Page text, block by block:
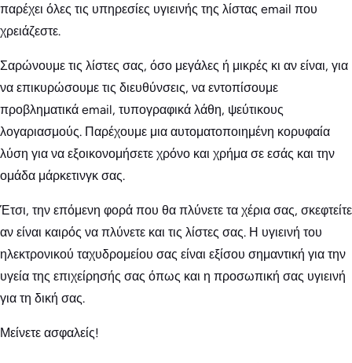
παρέχει όλες τις υπηρεσίες υγιεινής της λίστας email που
χρειάζεστε.
Σαρώνουμε τις λίστες σας, όσο μεγάλες ή μικρές κι αν είναι, για
να επικυρώσουμε τις διευθύνσεις, να εντοπίσουμε
προβληματικά email, τυπογραφικά λάθη, ψεύτικους
λογαριασμούς. Παρέχουμε μια αυτοματοποιημένη κορυφαία
λύση για να εξοικονομήσετε χρόνο και χρήμα σε εσάς και την
ομάδα μάρκετινγκ σας.
Έτσι, την επόμενη φορά που θα πλύνετε τα χέρια σας, σκεφτείτε
αν είναι καιρός να πλύνετε και τις λίστες σας. Η υγιεινή του
ηλεκτρονικού ταχυδρομείου σας είναι εξίσου σημαντική για την
υγεία της επιχείρησής σας όπως και η προσωπική σας υγιεινή
για τη δική σας.
Μείνετε ασφαλείς!